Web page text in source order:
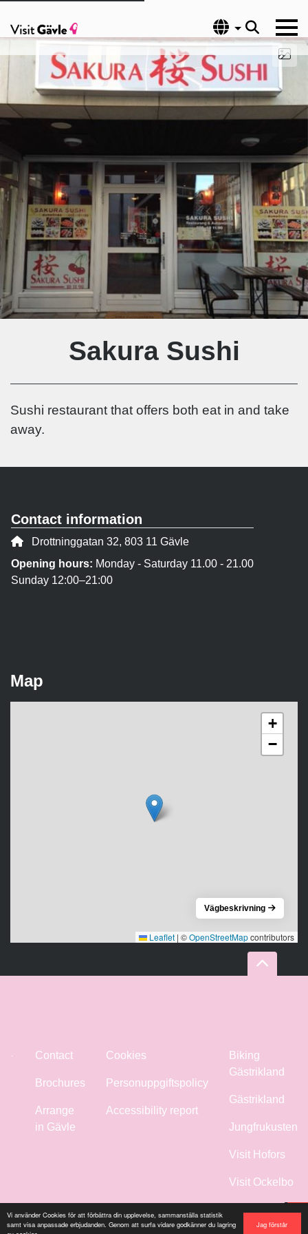
Jag förstår
Vi använder Cookies för att förbättra din upplevelse, sammanställa statistik
samt visa anpassade erbjudanden. Genom att surfa vidare godkänner du lagring
Language
Sakura Sushi
Sushi restaurant that offers both eat in and take
away.
Contact information
Address:
Drottninggatan 32, 803 11 Gävle
Opening hours: Monday - Saturday 11.00 - 21.00
Sunday 12:00–21:00
Map
+
−
Leaflet | ©OpenStreetMapcontributors
Vägbeskrivning
Contact
Brochures
Arrange
in Gävle
Cookies
Personuppgiftspolicy
Accessibility report
Biking
Gästrikland
Gästrikland
Jungfrukusten
Visit Hofors
Visit Ockelbo
Sandviken